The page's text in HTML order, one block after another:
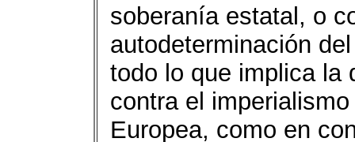
soberanía estatal, o
autodeterminación
todo lo que implica la
contra el
Europea, como en